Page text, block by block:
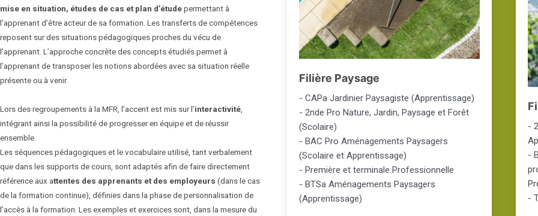
mise en situation, études de cas et plan d’étudepermettant à
l’apprenant d’être acteur de sa formation. Les transferts de compétences
reposent sur des situations pédagogiques proches du vécu de
l’apprenant. L’approche concrète des concepts étudiés permet à
l’apprenant de transposer les notions abordées avec sa situation réelle
présente ou à venir.
Lors des regroupements à la MFR, l’accent est mis sur l’interactivité
intégrant ainsi la possibilité de progresser en équipe et de réussir
ensemble.
Les séquences pédagogiques et le vocabulaire utilisé, tant verbalement
que dans les supports de cours, sont adaptés afin de faire directement
référence aux attentes des apprenants et des employeurs (dans le cas
de la formation continue), définies dans la phase de personnalisation de
l’accès à la formation. Les exemples et exercices sont, dans la mesure du
Filière Paysage
- CAPa Jardinier Paysagiste (Apprentissage)
- 2nde Pro Nature, Jardin, Paysage et Forêt
(Scolaire)
- BAC Pro Aménagements Paysagers
(Scolaire et Apprentissage)
- Première et terminale Professionnelle
- BTSa Aménagements Paysagers
(Apprentissage)
-
-
-